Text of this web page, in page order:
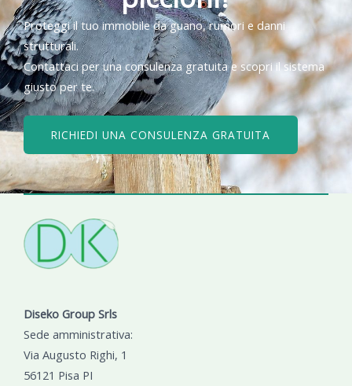
Proteggi il tuo immobile da guano, rumori e danni
strutturali.
Contattaci per una consulenza gratuita e scopri il sistema
giusto per te.
RICHIEDI UNA CONSULENZA GRATUITA
Diseko Group Srls
Sede amministrativa:
Via Augusto Righi, 1
56121 Pisa PI